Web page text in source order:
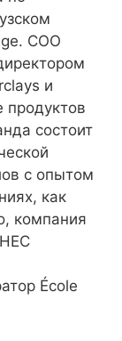
COO
и
продуктов
состоит
с опытом
как
компания
École